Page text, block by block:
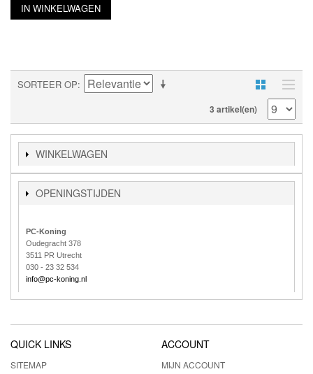
IN WINKELWAGEN
SORTEER OP
3 artikel(en)
WINKELWAGEN
OPENINGSTIJDEN
PC-Koning
Oudegracht 378
3511 PR Utrecht
030 - 23 32 534
info@pc-koning.nl
QUICK LINKS
SITEMAP
ACCOUNT
MIJN ACCOUNT